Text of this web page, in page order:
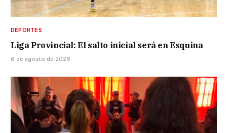
DEPORTES
Liga Provincial: El salto inicial será en Esquina
6 de agosto de 2026